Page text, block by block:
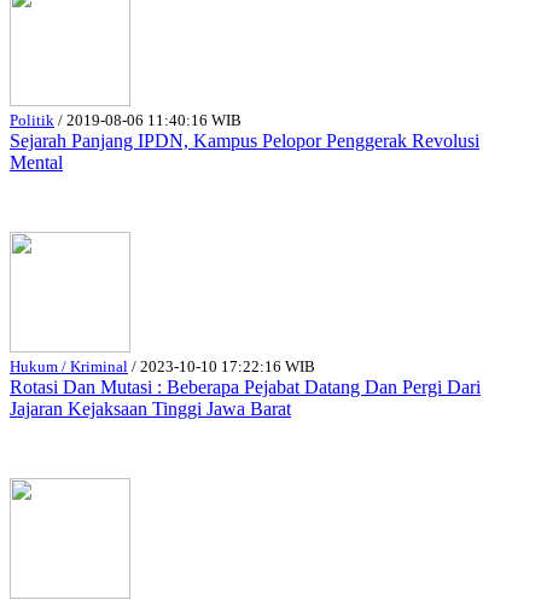
Politik / 2019-08-06 11:40:16 WIB
Sejarah Panjang IPDN, Kampus Pelopor Penggerak Revolusi
Mental
Hukum / Kriminal / 2023-10-10 17:22:16 WIB
Rotasi Dan Mutasi : Beberapa Pejabat Datang Dan Pergi Dari
Jajaran Kejaksaan Tinggi Jawa Barat